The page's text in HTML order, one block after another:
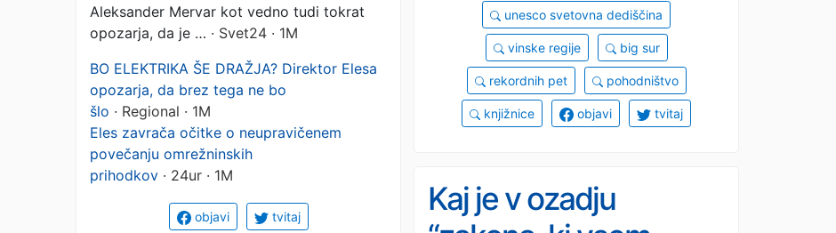
unesco svetovna dediščina
vinske regije big sur
rekordnih pet pohodništvo
knjižnice objavi tvitaj
Aleksander Mervar kot vedno tudi tokrat
opozarja, da je … · Svet24 · 1M
BO ELEKTRIKA ŠE DRAŽJA? Direktor Elesa
opozarja, da brez tega ne bo
šlo · Regional · 1M
Eles zavrača očitke o neupravičenem
povečanju omrežninskih
prihodkov · 24ur · 1M
objavi tvitaj
Kaj je v ozadju